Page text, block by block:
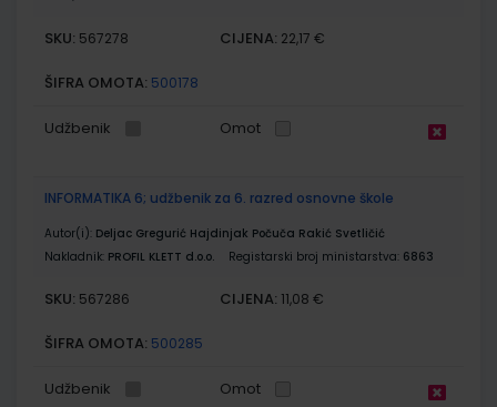
SKU: 567278 CIJENA: 22,17 €
ŠIFRA OMOTA: 500178
Udžbenik Omot
INFORMATIKA 6; udžbenik za 6. razred osnovne škole
Autor(i): Deljac Gregurić Hajdinjak Počuča Rakić Svetličić
Nakladnik: PROFIL KLETT d.o.o. Registarski broj ministarstva: 6863
SKU: 567286 CIJENA: 11,08 €
ŠIFRA OMOTA: 500285
Udžbenik Omot